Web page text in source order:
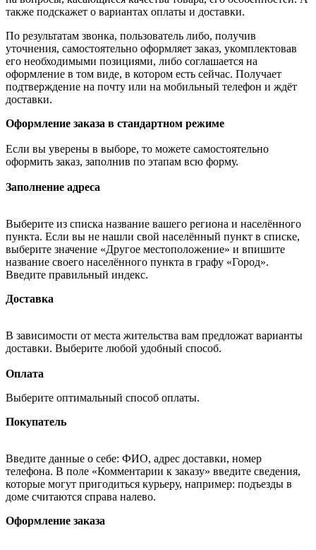
также подскажет о вариантах оплаты и доставки.
По результатам звонка, пользователь либо, получив
уточнения, самостоятельно оформляет заказ, укомплектовав
его необходимыми позициями, либо соглашается на
оформление в том виде, в котором есть сейчас. Получает
подтверждение на почту или на мобильный телефон и ждёт
доставки.
Оформление заказа в стандартном режиме
Если вы уверены в выборе, то можете самостоятельно
оформить заказ, заполнив по этапам всю форму.
Заполнение адреса
Выберите из списка название вашего региона и населённого
пункта. Если вы не нашли свой населённый пункт в списке,
выберите значение «Другое местоположение» и впишите
название своего населённого пункта в графу «Город».
Введите правильный индекс.
Доставка
В зависимости от места жительства вам предложат варианты
доставки. Выберите любой удобный способ.
Оплата
Выберите оптимальный способ оплаты.
Покупатель
Введите данные о себе: ФИО, адрес доставки, номер
телефона. В поле «Комментарии к заказу» введите сведения,
которые могут пригодиться курьеру, например: подъезды в
доме считаются справа налево.
Оформление заказа